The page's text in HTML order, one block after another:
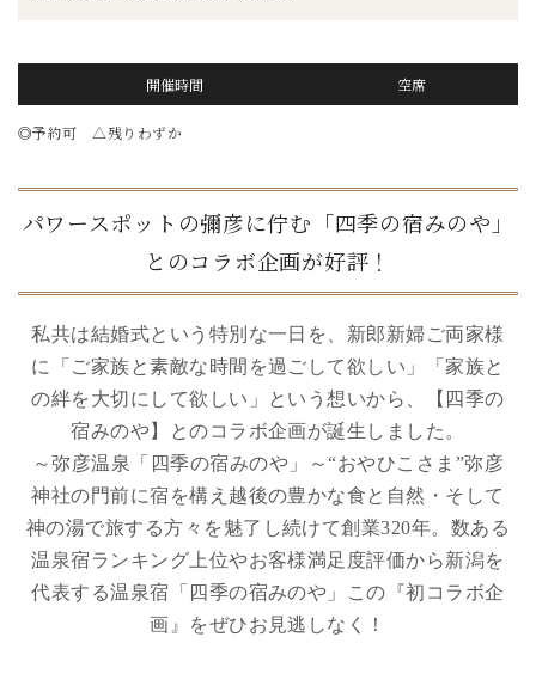
開催時間 空席
◎予約可 △残りわずか
パワースポットの彌彦に佇む「四季の宿みのや」
とのコラボ企画が好評！
私共は結婚式という特別な一日を、新郎新婦ご両家様
に「ご家族と素敵な時間を過ごして欲しい」「家族と
の絆を大切にして欲しい」という想いから、【四季の
宿みのや】とのコラボ企画が誕生しました。
～弥彦温泉「四季の宿みのや」～“おやひこさま”弥彦
神社の門前に宿を構え越後の豊かな食と自然・そして
神の湯で旅する方々を魅了し続けて創業320年。数ある
温泉宿ランキング上位やお客様満足度評価から新潟を
代表する温泉宿「四季の宿みのや」この『初コラボ企
画』をぜひお見逃しなく！